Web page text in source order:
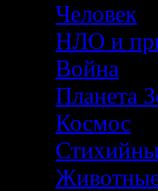
Человек
НЛО и
Война
Планета
Космос